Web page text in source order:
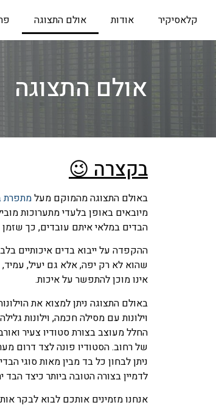
קלאסיקיר אודות אולם התצוגה
אולם התצוגה
בקצרה 😉
באולם התצוגה מהמוקם מעלמתפרת
מיובאים באופן בלעדי מתערוכות
הבדים במלאי איתם עובדים, כך
ההקפדה על ייבוא בדים איכותיים
שהוא לא רק יפה, אלא גם יעיל,
אינו מוכן להתפשר על איכות.
באולם התצוגה ניתן למצוא את
וילונות עם מסילה חכמה, וילונות
החלל מעוצב בצורת סטודיו צעיר
של רחוב. הסטודיו פונה לצד דרום
ניתן לבחון כל בד מבין מאות סוגי
לדמיין בצורה הטובה ביותר כיצד
אנחנו מזמינים אותכם לבוא לבקר